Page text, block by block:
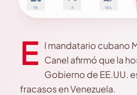
FB X WA
E l mandatario cubano
Canel afirmó que la
Gobierno de EE.UU.
fracasos en Venezuela.